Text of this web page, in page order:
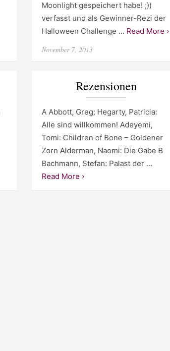
Moonlight gespeichert habe! ;))
verfasst und als Gewinner-Rezi der
Halloween Challenge … Read More ›
Posted
November 7, 2013
Rezensionen
A Abbott, Greg; Hegarty, Patricia:
Alle sind willkommen! Adeyemi,
Tomi: Children of Bone – Goldener
Zorn Alderman, Naomi: Die Gabe B
Bachmann, Stefan: Palast der …
Read More ›